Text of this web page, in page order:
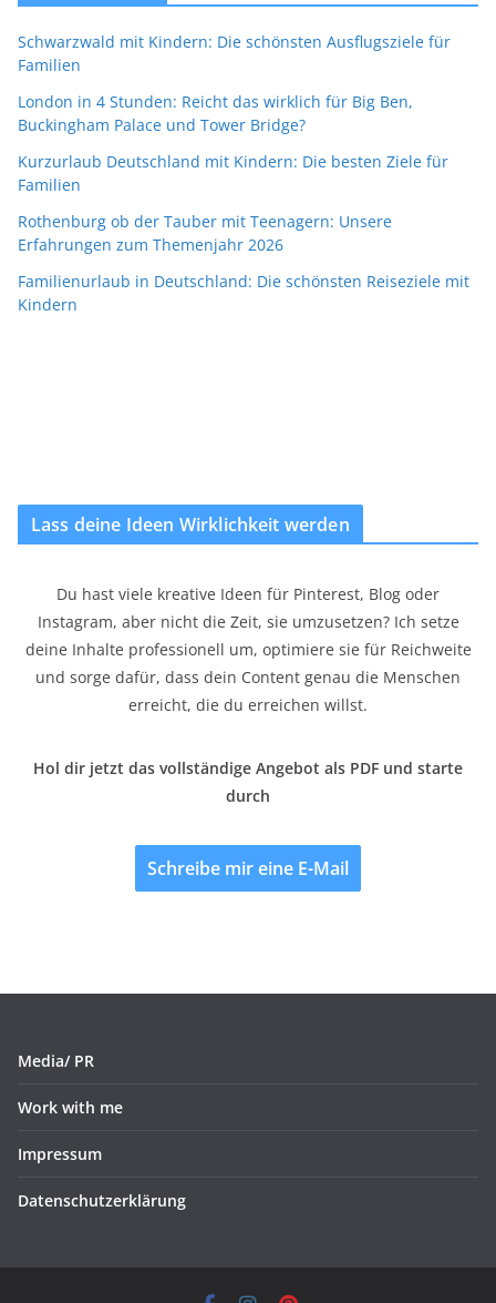
Schwarzwald mit Kindern: Die schönsten Ausflugsziele für
Familien
London in 4 Stunden: Reicht das wirklich für Big Ben,
Buckingham Palace und Tower Bridge?
Kurzurlaub Deutschland mit Kindern: Die besten Ziele für
Familien
Rothenburg ob der Tauber mit Teenagern: Unsere
Erfahrungen zum Themenjahr 2026
Familienurlaub in Deutschland: Die schönsten Reiseziele mit
Kindern
Lass deine Ideen Wirklichkeit werden
Du hast viele kreative Ideen für Pinterest, Blog oder
Instagram, aber nicht die Zeit, sie umzusetzen? Ich setze
deine Inhalte professionell um, optimiere sie für Reichweite
und sorge dafür, dass dein Content genau die Menschen
erreicht, die du erreichen willst.
Hol dir jetzt das vollständige Angebot als PDF und starte
durch
Schreibe mir eine E-Mail
Media/ PR
Work with me
Impressum
Datenschutzerklärung